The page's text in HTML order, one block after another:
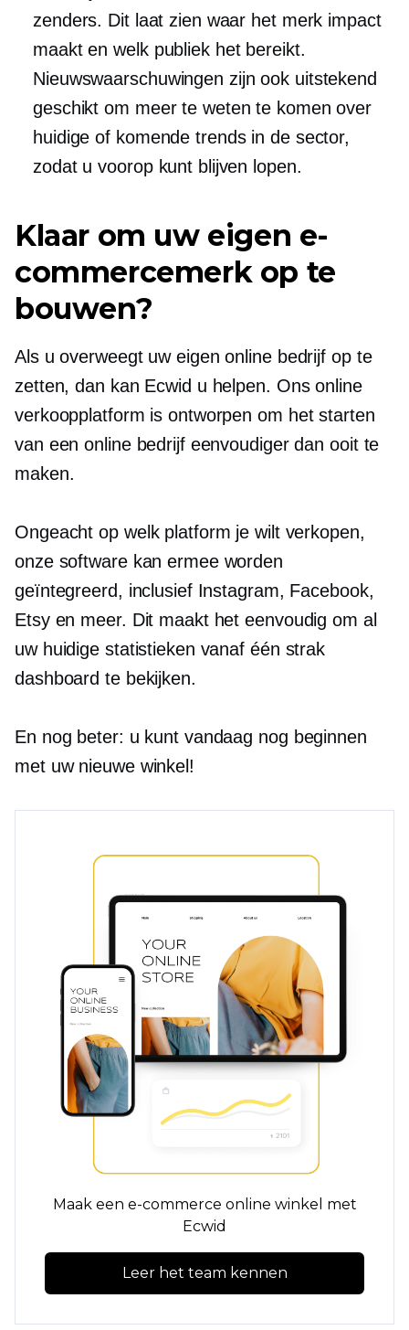
zenders. Dit laat zien waar het merk impact
maakt en welk publiek het bereikt.
Nieuwswaarschuwingen zijn ook uitstekend
geschikt om meer te weten te komen over
huidige of komende trends in de sector,
zodat u voorop kunt blijven lopen.
Klaar om uw eigen e-
commercemerk op te
bouwen?
Als u overweegt uw eigen online bedrijf op te
zetten, dan kan Ecwid u helpen. Ons online
verkoopplatform is ontworpen om het starten
van een online bedrijf eenvoudiger dan ooit te
maken.
Ongeacht op welk platform je wilt verkopen,
onze software kan ermee worden
geïntegreerd, inclusief Instagram, Facebook,
Etsy en meer. Dit maakt het eenvoudig om al
uw huidige statistieken vanaf één strak
dashboard te bekijken.
En nog beter: u kunt vandaag nog beginnen
met uw nieuwe winkel!
Maak een e-commerce online winkel met
Ecwid
Leer het team kennen